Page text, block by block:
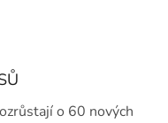
o 60 nových